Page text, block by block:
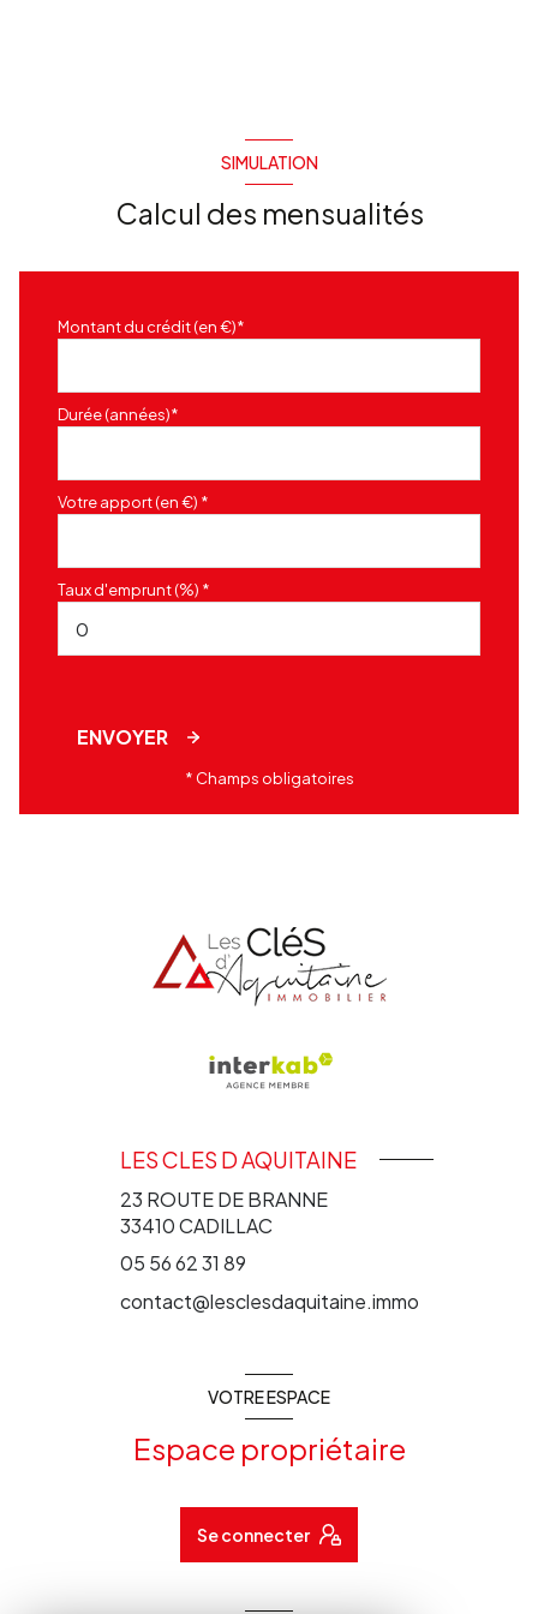
SIMULATION
Calcul des mensualités
Montant du crédit (en €)*
Durée (années)*
Votre apport (en €) *
Taux d'emprunt (%) *
ENVOYER
* Champs obligatoires
LES CLES D AQUITAINE
23 ROUTE DE BRANNE
33410CADILLAC
05 56 62 31 89
contact@lesclesdaquitaine.immo
VOTRE ESPACE
Espace propriétaire
Se connecter